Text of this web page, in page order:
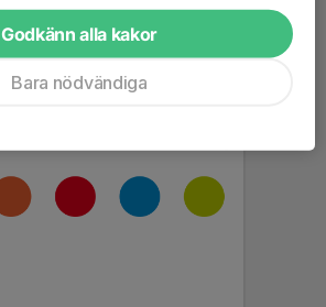
Godkänn alla kakor
Bara nödvändiga